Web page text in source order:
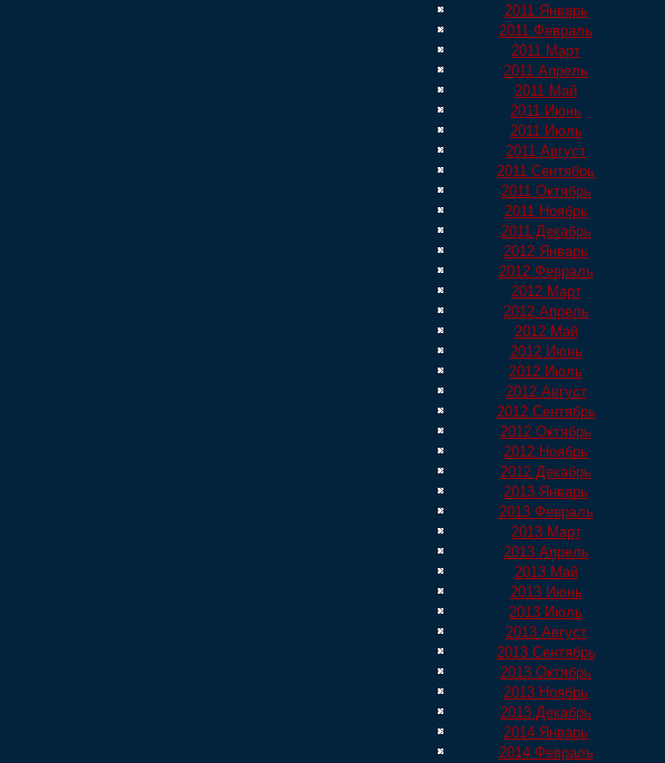
2011 Январь
2011 Февраль
2011 Март
2011 Апрель
2011 Май
2011 Июнь
2011 Июль
2011 Август
2011 Сентябрь
2011 Октябрь
2011 Ноябрь
2011 Декабрь
2012 Январь
2012 Февраль
2012 Март
2012 Апрель
2012 Май
2012 Июнь
2012 Июль
2012 Август
2012 Сентябрь
2012 Октябрь
2012 Ноябрь
2012 Декабрь
2013 Январь
2013 Февраль
2013 Март
2013 Апрель
2013 Май
2013 Июнь
2013 Июль
2013 Август
2013 Сентябрь
2013 Октябрь
2013 Ноябрь
2013 Декабрь
2014 Январь
2014 Февраль